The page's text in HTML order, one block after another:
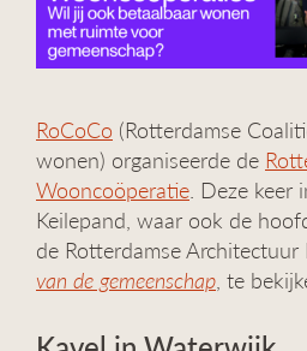
RoCoCo (Rotterdamse
wonen) organiseerde de
Wooncoöperatie . Deze
Keilepand, waar ook de
de Rotterdamse Architectuur
van de gemeenschap , te